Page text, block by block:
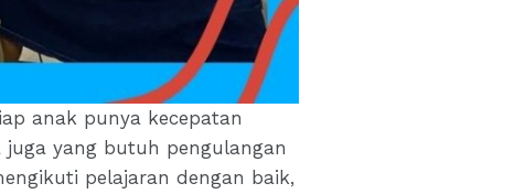
anak punya kecepatan
juga yang butuh pengulangan
pelajaran dengan baik,